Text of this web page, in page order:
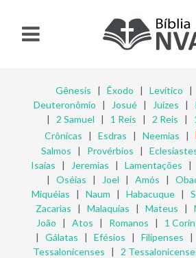
Gênesis | Êxodo | Levítico |
Deuteronômio | Josué| Juízes |
| 2 Samuel | 1 Reis | 2 Reis |
Crônicas | Esdras | Neemias |
Salmos | Provérbios |
Isaías | Jeremias | Lamentações |
| Oséias | Joel | Amós |
Miquéias | Naum | Habacuque|
Zacarias | Malaquias | Mateus |
João | Atos | Romanos | 1
| Gálatas | Efésios | Filipenses |
Tessalonicenses | 2